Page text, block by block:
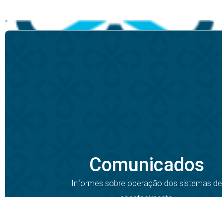
Comunicados
Informes sobre operação dos sistemas de